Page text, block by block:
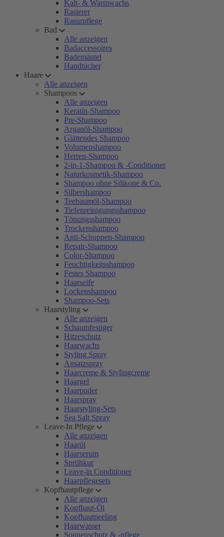
Kalt- & Warmwachs
Rasierer
Rasurpflege
Bad
Alle anzeigen
Badaccessoires
Bademäntel
Handtücher
Haare
Alle anzeigen
Shampoos
Alle anzeigen
Keratin-Shampoo
Pre-Shampoo
Arganöl-Shampoo
Glättendes Shampoo
Volumenshampoo
Herren-Shampoo
2-in-1-Shampoo & -Conditioner
Naturkosmetik-Shampoo
Shampoo ohne Silikone & Co.
Silbershampoo
Teebaumöl-Shampoo
Tiefenreinigungsshampoo
Tönungsshampoo
Trockenshampoo
Anti-Schuppen-Shampoo
Repair-Shampoo
Color-Shampoo
Feuchtigkeitsshampoo
Festes Shampoo
Haarseife
Lockenshampoo
Shampoo-Sets
Haarstyling
Alle anzeigen
Schaumfestiger
Hitzeschutz
Haarwachs
Styling Spray
Ansatzspray
Haarcreme & Stylingcreme
Haargel
Haarpuder
Haarspray
Haarstyling-Sets
Sea Salt Spray
Leave-In Pflege
Alle anzeigen
Haaröl
Haarserum
Sprühkur
Leave-in Conditioner
Haarpflegesets
Kopfhautpflege
Alle anzeigen
Kopfhaut-Öl
Kopfhautpeeling
Haarwasser
Sonnenschutz & -pflege